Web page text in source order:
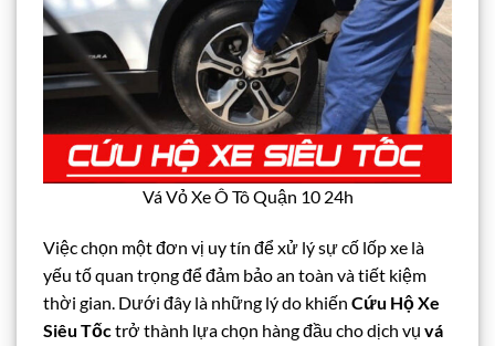
Vá Vỏ Xe Ô Tô Quận 10 24h
Việc chọn một đơn vị uy tín để xử lý sự cố lốp xe là
yếu tố quan trọng để đảm bảo an toàn và tiết kiệm
thời gian. Dưới đây là những lý do khiến Cứu Hộ Xe
Siêu Tốctrở thành lựa chọn hàng đầu cho dịch vụ vá